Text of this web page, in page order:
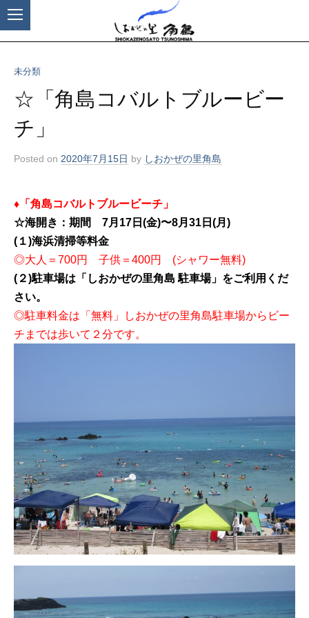
コ
ン
テ
ン
キ
ッ
プ
未分類
☆「角島コバルトブルービー
チ」
Posted on 2020年7月15日 by しおかぜの里角島
♦「角島コバルトブルービーチ」
☆海開き：期間 7月17日(金)〜8月31日(月)
(１)海浜清掃等料金
◎大人＝700円 子供＝400円 (シャワー無料)
(２)駐車場は「しおかぜの里角島 駐車場」をご利用くだ
さい。
◎駐車料金は「無料」しおかぜの里角島駐車場からビー
チまでは歩いて２分です。